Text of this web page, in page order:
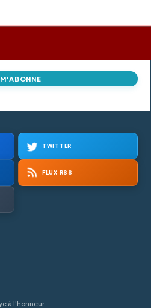
M'ABONNE
TWITTER
FLUX RSS
à l'honneur